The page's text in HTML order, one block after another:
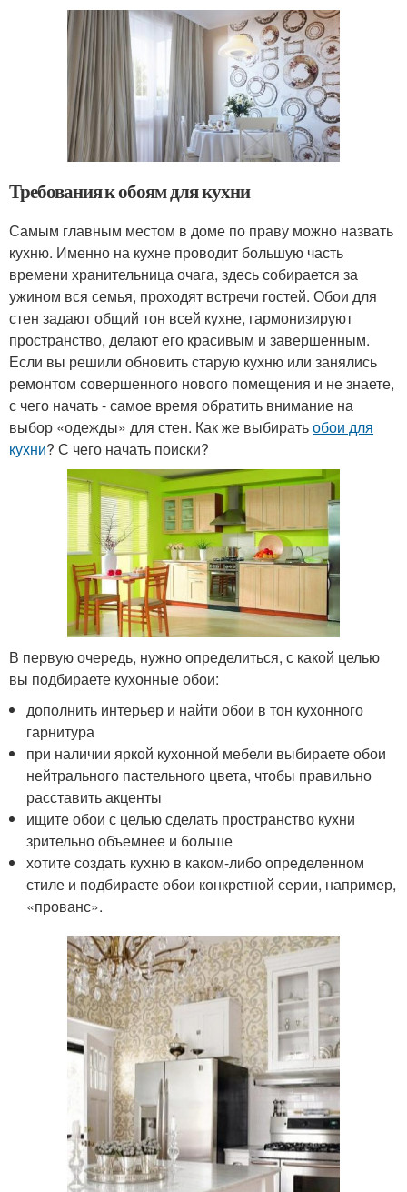
Требования к обоям для кухни
Самым главным местом в доме по праву можно назвать
кухню. Именно на кухне проводит большую часть
времени хранительница очага, здесь собирается за
ужином вся семья, проходят встречи гостей. Обои для
стен задают общий тон всей кухне, гармонизируют
пространство, делают его красивым и завершенным.
Если вы решили обновить старую кухню или занялись
ремонтом совершенного нового помещения и не знаете,
с чего начать - самое время обратить внимание на
выбор «одежды» для стен. Как же выбиратьобои для
кухни? С чего начать поиски?
В первую очередь, нужно определиться, с какой целью
вы подбираете кухонные обои:
дополнить интерьер и найти обои в тон кухонного
гарнитура
при наличии яркой кухонной мебели выбираете обои
нейтрального пастельного цвета, чтобы правильно
расставить акценты
ищите обои с целью сделать пространство кухни
зрительно объемнее и больше
хотите создать кухню в каком-либо определенном
стиле и подбираете обои конкретной серии, например,
«прованс».